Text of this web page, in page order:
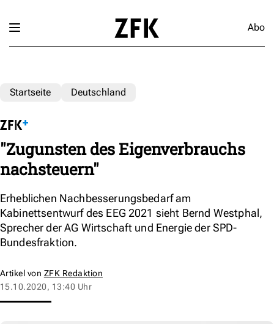
Abo
Startseite Deutschland
"Zugunsten des Eigenverbrauchs
nachsteuern"
Erheblichen Nachbesserungsbedarf am
Kabinettsentwurf des EEG 2021 sieht Bernd Westphal,
Sprecher der AG Wirtschaft und Energie der SPD-
Bundesfraktion.
Artikel von ZFK Redaktion
15.10.2020, 13:40 Uhr